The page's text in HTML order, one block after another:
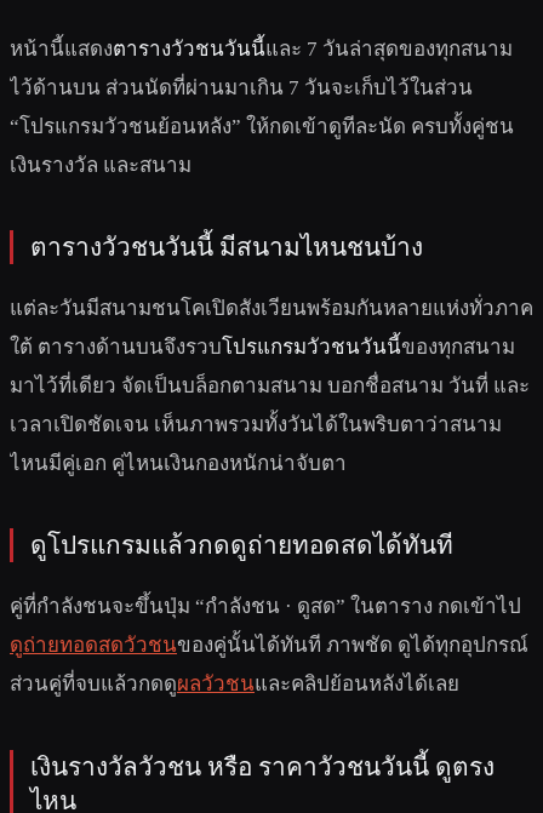
หน้านี้แสดงตารางวัวชนวันนี้และ 7 วันล่าสุดของทุกสนาม
ไว้ด้านบน ส่วนนัดที่ผ่านมาเกิน 7 วันจะเก็บไว้ในส่วน
“โปรแกรมวัวชนย้อนหลัง” ให้กดเข้าดูทีละนัด ครบทั้งคู่ชน
เงินรางวัล และสนาม
ตารางวัวชนวันนี้ มีสนามไหนชนบ้าง
แต่ละวันมีสนามชนโคเปิดสังเวียนพร้อมกันหลายแห่งทั่วภาค
ใต้ ตารางด้านบนจึงรวบโปรแกรมวัวชนวันนี้ของทุกสนาม
มาไว้ที่เดียว จัดเป็นบล็อกตามสนาม บอกชื่อสนาม วันที่ และ
เวลาเปิดชัดเจน เห็นภาพรวมทั้งวันได้ในพริบตาว่าสนาม
ไหนมีคู่เอก คู่ไหนเงินกองหนักน่าจับตา
ดูโปรแกรมแล้วกดดูถ่ายทอดสดได้ทันที
คู่ที่กำลังชนจะขึ้นปุ่ม “กำลังชน · ดูสด” ในตาราง กดเข้าไป
ดูถ่ายทอดสดวัวชนของคู่นั้นได้ทันที ภาพชัด ดูได้ทุกอุปกรณ์
ส่วนคู่ที่จบแล้วกดดูผลวัวชนและคลิปย้อนหลังได้เลย
เงินรางวัลวัวชน หรือ ราคาวัวชนวันนี้ ดูตรง
ไหน